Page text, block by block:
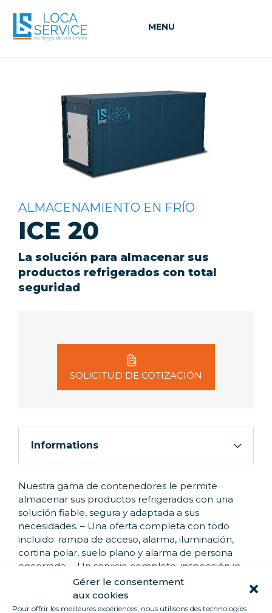
Gérer le consentement
aux cookies
Pour offrir les meilleures expériences, nous utilisons des technologies
MENU
ALMACENAMIENTO EN FRÍO
ICE 20
La solución para almacenar sus
productos refrigerados con total
seguridad
SOLICITUD DE COTIZACIÓN
Informations
Nuestra gama de contenedores le permite
almacenar sus productos refrigerados con una
solución fiable, segura y adaptada a sus
necesidades. – Una oferta completa con todo
incluido: rampa de acceso, alarma, iluminación,
cortina polar, suelo plano y alarma de persona
encerrada. – Un servicio completo: inspección in
situ, entrega a cargo nuestro, asistencia posventa
de nuestro equipo de expertos técnicos y técnicos
frigoristas especializados. – Seguridad garantizada